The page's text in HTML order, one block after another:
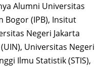
Alumni Universitas
Bogor (IPB), Insitut
Negeri Jakarta
Universitas Negeri
Ilmu Statistik (STIS),